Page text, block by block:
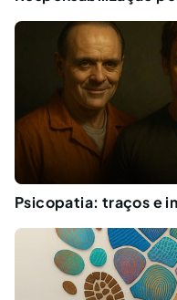
Psicopatia: traços e